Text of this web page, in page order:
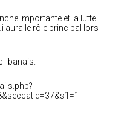
importante et la lutte
aura le rôle principal lors
libanais.